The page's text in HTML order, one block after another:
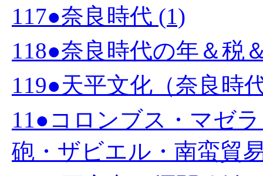
117●奈良時代 (1)
118●奈良時代の年＆税
119●天平文化（奈良時
11●コロンブス・マゼ
砲・ザビエル・南蛮貿